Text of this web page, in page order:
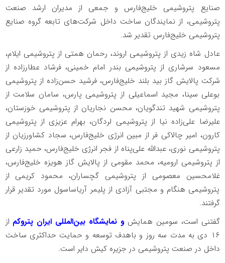
صنایع پتروشیمی خلیج‌فارس و جمعی از مدیران ارشد صنعت
پتروشیمی، از نمایندگان ساخت داخل شرکت‌های تابعه گروه صنایع
پتروشیمی خلیج‌فارس تقدیر شد.
عادل شاه زیدی از پتروشیمی اروند، رحمان همتی از پتروشیمی ایلام،
مسعود سرشاری از پتروشیمی بندر امام خمینی، فرشاد عطارزاده از
شرکت پالایش گاز بید بلند خلیج‌فارس، فرشید حسن‌زاده از پتروشیمی
بوعلی سینا، مجید اسماعیلی از پتروشیمی پارس، سامان سلامت از
پتروشیمی شهید تندگویان، محسن نجاریان از پتروشیمی خوزستان،
علیرضا علی‌زاده نیا از پتروشیمی لردگان، بهرام عزیزی از پتروشیمی
کارون، امیر چالاکی فر از مبین انرژی خلیج‌فارس، سجاد کشاورزیان از
پتروشیمی نوری، عبدالله علی‌پناه از فجر انرژی خلیج‌فارس، حمید زارعی
از پتروشیمی ارومیه، محمد مقومی از پالایش گاز هویزه خلیج‌فارس،
غلامحسین معصومی از پتروشیمی گچساران، محمود کریمی از
پتروشیمی هنگام و مجتبی آزادی از پلیمر آریاساسول مورد تقدیر قرار
گرفتند.
گفتنی است، سومین همایشو نمایشگاه بین‌المللی ایران پتروکم از
۱۶ دی به مدت سه روز و باهدف توسعه و حمایت حداکثری ساخت
داخل در صنعت پتروشیمی در جزیره کیش دایر است.